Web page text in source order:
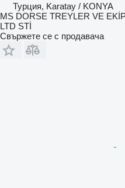
Турция, Karatay / KONYA
MS DORSE TREYLER VE
LTD STİ
Свържете се с продавача